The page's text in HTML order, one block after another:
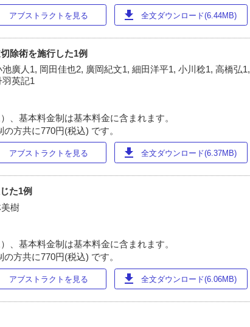
アブストラクトを見る download 全文ダウンロード(6.44MB)
除術を施行した1例
廣人1, 岡田佳也2, 廣岡紀文1, 細田洋平1, 小川稔1, 高橋弘1,
羽英記1
、基本料金制は基本料金に含まれます。
方共に770円(税込) です。
アブストラクトを見る download 全文ダウンロード(6.37MB)
た1例
樹
、基本料金制は基本料金に含まれます。
方共に770円(税込) です。
アブストラクトを見る download 全文ダウンロード(6.06MB)